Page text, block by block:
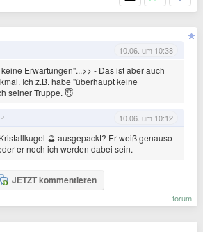
10.06. um 10:38
Erwartungen"...>> - Das ist aber auch
Ich z.B. habe "überhaupt keine
seiner Truppe. 😇
10.06. um 10:12
🔮 ausgepackt? Er weiß genauso
er noch ich werden dabei sein.
JETZT kommentieren
forum